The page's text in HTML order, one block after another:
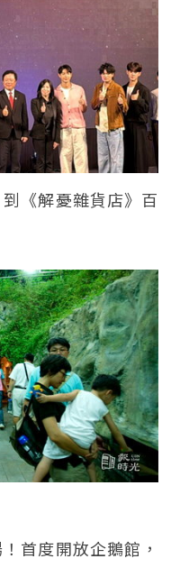
《解憂雜貨店》百
首度開放企鵝館，